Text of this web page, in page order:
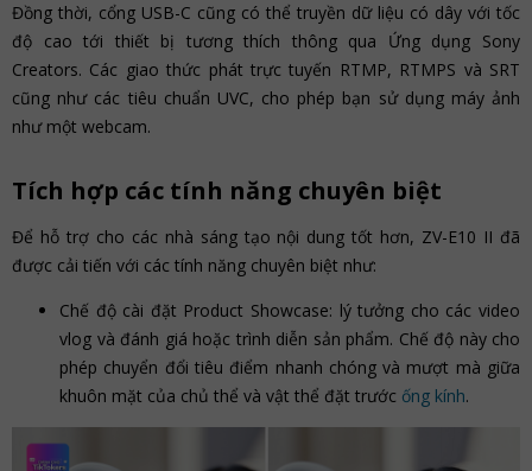
Đồng thời, cổng USB-C cũng có thể truyền dữ liệu có dây với tốc
độ cao tới thiết bị tương thích thông qua Ứng dụng Sony
Creators. Các giao thức phát trực tuyến RTMP, RTMPS và SRT
cũng như các tiêu chuẩn UVC, cho phép bạn sử dụng máy ảnh
như một webcam.
Tích hợp các tính năng chuyên biệt
Để hỗ trợ cho các nhà sáng tạo nội dung tốt hơn, ZV-E10 II đã
được cải tiến với các tính năng chuyên biệt như:
Chế độ cài đặt Product Showcase: lý tưởng cho các video
vlog và đánh giá hoặc trình diễn sản phẩm. Chế độ này cho
phép chuyển đổi tiêu điểm nhanh chóng và mượt mà giữa
khuôn mặt của chủ thể và vật thể đặt trước ống kính.